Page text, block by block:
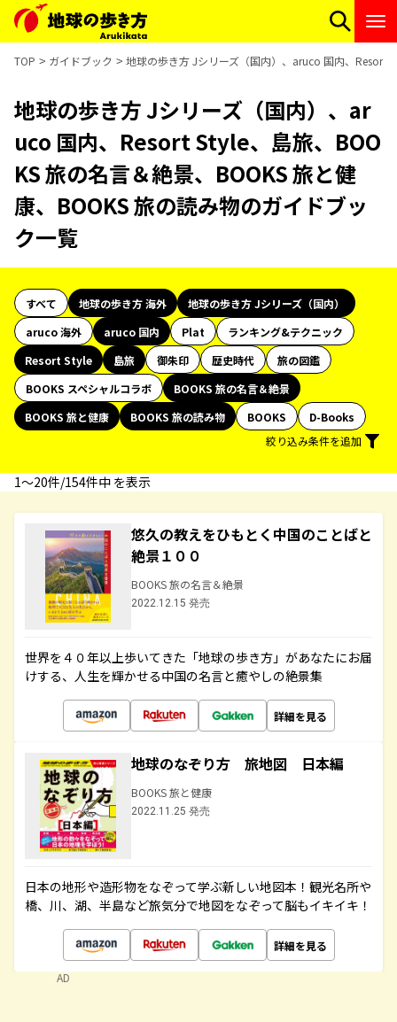
TOP ガイドブック 地球の歩き方 Jシリーズ（国内）、aruco 国内、Resort
地球の歩き方 Jシリーズ（国内）、ar
uco 国内、Resort Style、島旅、BOO
KS 旅の名言＆絶景、BOOKS 旅と健
康、BOOKS 旅の読み物のガイドブッ
ク一覧
すべて 地球の歩き方 海外
地球の歩き方 Jシリーズ（国内）
aruco 海外
aruco 国内 Plat
ランキング&テクニック
Resort Style
島旅 御朱印 歴史時代
旅の図鑑
BOOKS スペシャルコラボ
BOOKS 旅の名言＆絶景
BOOKS 旅と健康
BOOKS 旅の読み物 BOOKS
D-Books
絞り込み条件を追加
1〜20件/154件中 を表示
悠久の教えをひもとく中国のことばと
絶景１００
BOOKS 旅の名言＆絶景
2022.12.15 発売
世界を４０年以上歩いてきた「地球の歩き方」があなたにお届
けする、人生を輝かせる中国の名言と癒やしの絶景集
詳細を見る
地球のなぞり方 旅地図 日本編
BOOKS 旅と健康
2022.11.25 発売
日本の地形や造形物をなぞって学ぶ新しい地図本！観光名所や
橋、川、湖、半島など旅気分で地図をなぞって脳もイキイキ！
詳細を見る
AD